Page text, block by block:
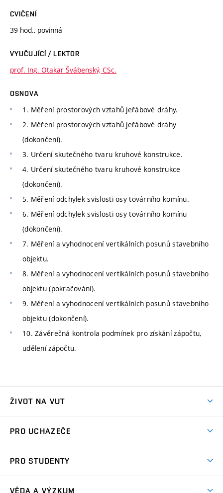
CVIČENÍ
39 hod., povinná
VYUČUJÍCÍ / LEKTOR
prof. Ing. Otakar Švábenský, CSc.
OSNOVA
1. Měření prostorových vztahů jeřábové dráhy.
2. Měření prostorových vztahů jeřábové dráhy
(dokončení).
3. Určení skutečného tvaru kruhové konstrukce.
4. Určení skutečného tvaru kruhové konstrukce
(dokončení).
5. Měření odchylek svislosti osy továrního komínu.
6. Měření odchylek svislosti osy továrního komínu
(dokončení).
7. Měření a vyhodnocení vertikálních posunů stavebního
objektu.
8. Měření a vyhodnocení vertikálních posunů stavebního
objektu (pokračování).
9. Měření a vyhodnocení vertikálních posunů stavebního
objektu (dokončení).
10. Závěrečná kontrola podmínek pro získání zápočtu,
udělení zápočtu.
ŽIVOT NA VUT
Koleje
PRO UCHAZEČE
Dny otevřených dveří
PRO STUDENTY
VĚDA A VÝZKUM